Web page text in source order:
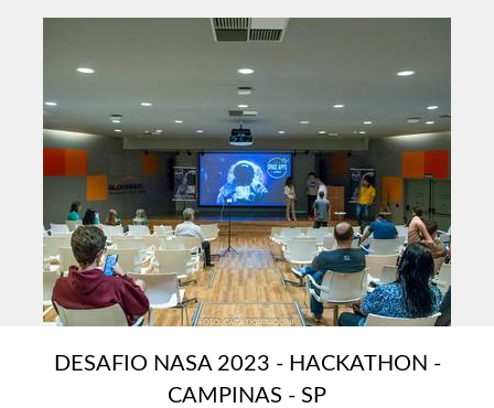
DESAFIO NASA 2023 - HACKATHON -
CAMPINAS - SP